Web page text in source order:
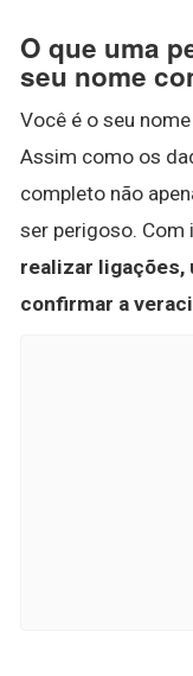
O que uma
seu nome
Você é o seu nome
Assim como os
completo não
ser perigoso. Com
realizar ligações,
confirmar a